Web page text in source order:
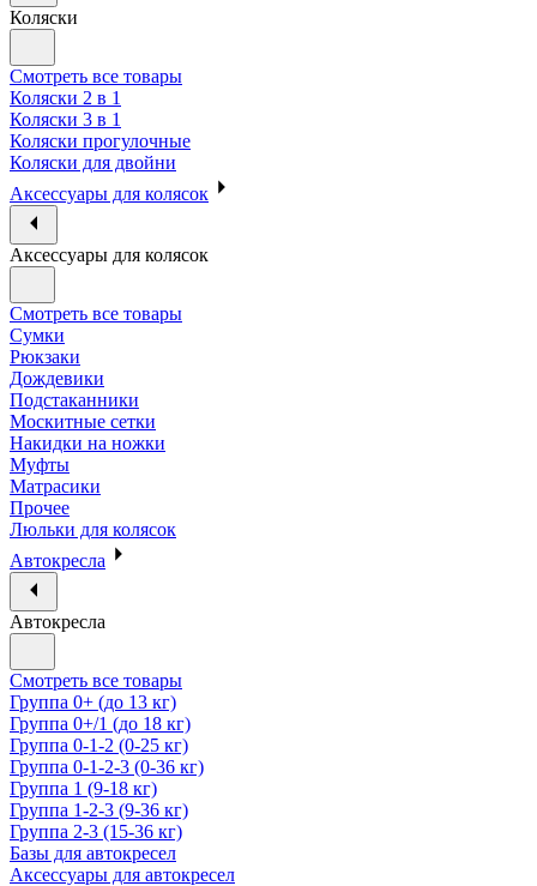
Коляски
Смотреть все товары
Коляски 2 в 1
Коляски 3 в 1
Коляски прогулочные
Коляски для двойни
Аксессуары для колясок
Аксессуары для колясок
Смотреть все товары
Сумки
Рюкзаки
Дождевики
Подстаканники
Москитные сетки
Накидки на ножки
Муфты
Матрасики
Прочее
Люльки для колясок
Автокресла
Автокресла
Смотреть все товары
Группа 0+ (до 13 кг)
Группа 0+/1 (до 18 кг)
Группа 0-1-2 (0-25 кг)
Группа 0-1-2-3 (0-36 кг)
Группа 1 (9-18 кг)
Группа 1-2-3 (9-36 кг)
Группа 2-3 (15-36 кг)
Базы для автокресел
Аксессуары для автокресел